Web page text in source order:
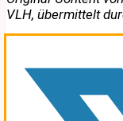
VLH, übermittelt